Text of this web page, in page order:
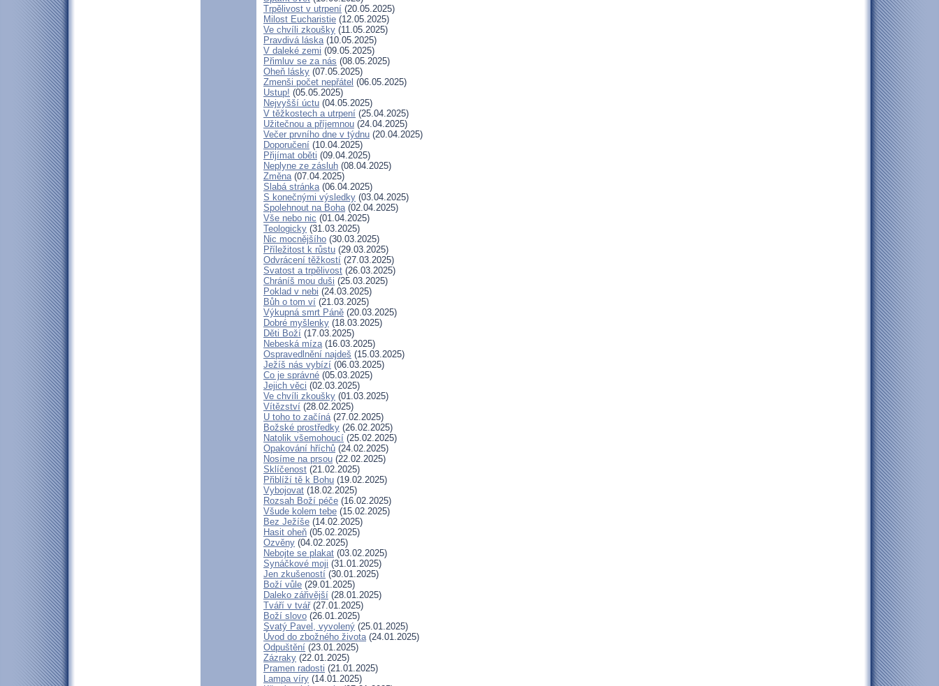
Trpělivost v utrpení (20.05.2025)
Milost Eucharistie (12.05.2025)
Ve chvíli zkoušky (11.05.2025)
Pravdivá láska(10.05.2025)
V daleké zemi (09.05.2025)
Přimluv se za nás (08.05.2025)
Oheň lásky (07.05.2025)
Zmenši počet nepřátel (06.05.2025)
Ustup! (05.05.2025)
Nejvyšší úctu (04.05.2025)
V těžkostech a utrpení (25.04.2025)
Užitečnou a příjemnou (24.04.2025)
Večer prvního dne v týdnu (20.04.2025)
Doporučení (10.04.2025)
Přijímat oběti (09.04.2025)
Neplyne ze zásluh (08.04.2025)
Změna(07.04.2025)
Slabá stránka(06.04.2025)
S konečnými výsledky (03.04.2025)
Spolehnout na Boha(02.04.2025)
Vše nebo nic (01.04.2025)
Teologicky (31.03.2025)
Nic mocnějšího (30.03.2025)
Příležitost k růstu (29.03.2025)
Odvrácení těžkostí (27.03.2025)
Svatost a trpělivost (26.03.2025)
Chráníš mou duši (25.03.2025)
Poklad v nebi (24.03.2025)
Bůh o tom ví (21.03.2025)
Výkupná smrt Páně (20.03.2025)
Dobré myšlenky (18.03.2025)
Děti Boží (17.03.2025)
Nebeská míza(16.03.2025)
Ospravedlnění najdeš (15.03.2025)
Ježíš nás vybízí (06.03.2025)
Co je správné (05.03.2025)
Jejich věci (02.03.2025)
Ve chvíli zkoušky (01.03.2025)
Vítězství (28.02.2025)
U toho to začíná(27.02.2025)
Božské prostředky (26.02.2025)
Natolik všemohoucí (25.02.2025)
Opakování hříchů (24.02.2025)
Nosíme na prsou (22.02.2025)
Sklíčenost (21.02.2025)
Přiblíží tě k Bohu (19.02.2025)
Vybojovat (18.02.2025)
Rozsah Boží péče (16.02.2025)
Všude kolem tebe (15.02.2025)
Bez Ježíše (14.02.2025)
Hasit oheň (05.02.2025)
Ozvěny (04.02.2025)
Nebojte se plakat (03.02.2025)
Synáčkové moji (31.01.2025)
Jen zkušeností (30.01.2025)
Boží vůle (29.01.2025)
Daleko zářivější (28.01.2025)
Tváří v tvář(27.01.2025)
Boží slovo (26.01.2025)
Svatý Pavel, vyvolený (25.01.2025)
Úvod do zbožného života(24.01.2025)
Odpuštění (23.01.2025)
Zázraky (22.01.2025)
Pramen radosti (21.01.2025)
Lampa víry (14.01.2025)